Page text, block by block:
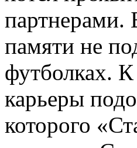
партнерами.
памяти не
футболках. К
карьеры
которого